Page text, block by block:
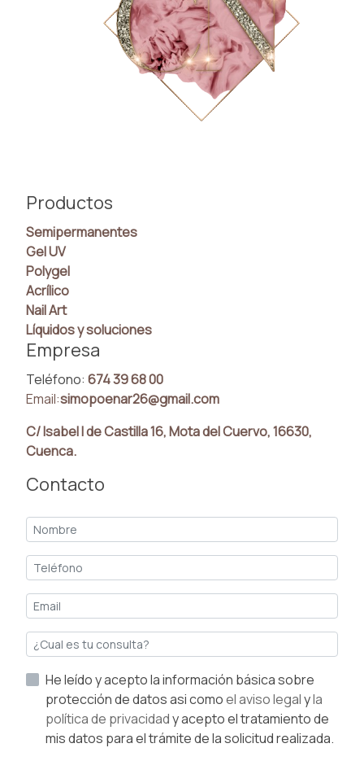
Productos
Semipermanentes
Gel UV
Polygel
Acrílico
Nail Art
Líquidos y soluciones
Empresa
Teléfono: 674 39 68 00
Email:simopoenar26@gmail.com
C/ Isabel I de Castilla 16, Mota del Cuervo, 16630,
Cuenca.
Contacto
He leído y acepto la información básica sobre
protección de datos asi comoel aviso legalyla
política de privacidady acepto el tratamiento de
mis datos para el trámite de la solicitud realizada.